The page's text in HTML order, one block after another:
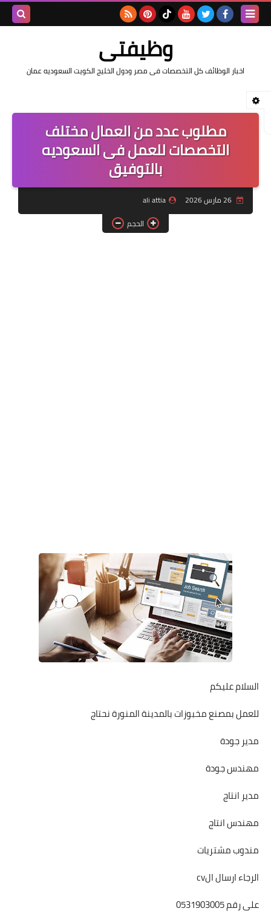
وظيفتى
اخبار الوظائف كل التخصصات فى مصر ودول الخليج الكويت السعوديه عمان
مطلوب عدد من العمال مختلف
التخصصات للعمل فى السعوديه
بالتوفيق
26 مارس 2026
ali attia
الحجم
السلام عليكم
للعمل بمصنع مخبوزات بالمدينة المنورة نحتاج
مدير جودة
مهندس جودة
مدير انتاج
مهندس انتاج
مندوب مشتريات
الرجاء ارسال الcv
على رقم 0531903005